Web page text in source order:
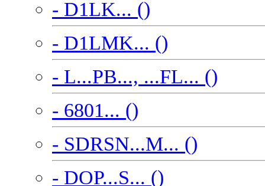
- D1LK... ()
- D1LMK... ()
- L...PB..., ...FL... ()
- 6801... ()
- SDRSN...M... ()
- DOP...S... ()